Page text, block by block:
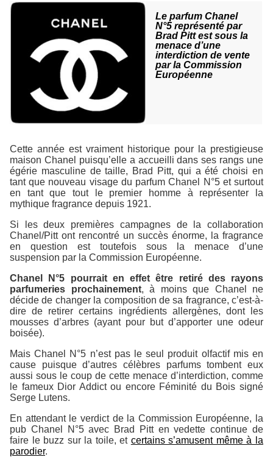
Le parfum Chanel
N°5 représenté par
Brad Pitt est sous la
menace d’une
interdiction de vente
par la Commission
Européenne
Cette année est vraiment historique pour la prestigieuse
maison Chanel puisqu’elle a accueilli dans ses rangs une
égérie masculine de taille, Brad Pitt, qui a été choisi en
tant que nouveau visage du parfum Chanel N°5 et surtout
en tant que tout le premier homme à représenter la
mythique fragrance depuis 1921.
Si les deux premières campagnes de la collaboration
Chanel/Pitt ont rencontré un succès énorme, la fragrance
en question est toutefois sous la menace d’une
suspension par la Commission Européenne.
Chanel N°5 pourrait en effet être retiré des rayons
parfumeries prochainement, à moins que Chanel ne
décide de changer la composition de sa fragrance, c’est-à-
dire de retirer certains ingrédients allergènes, dont les
mousses d’arbres (ayant pour but d’apporter une odeur
boisée).
Mais Chanel N°5 n’est pas le seul produit olfactif mis en
cause puisque d’autres célèbres parfums tombent eux
aussi sous le coup de cette menace d’interdiction, comme
le fameux Dior Addict ou encore Féminité du Bois signé
Serge Lutens.
En attendant le verdict de la Commission Européenne, la
pub Chanel N°5 avec Brad Pitt en vedette continue de
faire le buzz sur la toile, et certains s’amusent même à la
parodier.